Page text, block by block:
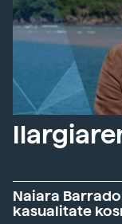
Naiara
kasualitate